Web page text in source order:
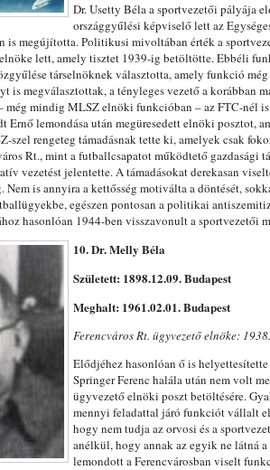
Dr. Usetty Béla a sportvezetői pályája
országgyűlési képviselő lett az
is megújította. Politikusi mivoltában érték a
lett, amely tisztet 1939-ig betöltötte. Ebbéli
társelnöknek választotta, amely funkció
is megválasztottak, a tényleges vezető a korábban
még mindig MLSZ elnöki funkcióban – az FTC-nél
Ernő lemondása után megüresedett elnöki posztot,
szel rengeteg támadásnak tette ki, amelyek csak
Rt., mint a futballcsapatot működtető gazdasági
vezetést jelentette. A támadásokat derekasan
Nem is annyira a kettősség motiválta a döntését,
egészen pontosan a politikai
hasonlóan 1944-ben visszavonult a sportvezetői
10. Dr. Melly Béla
Született: 1898.12.09. Budapest
Meghalt: 1961.02.01. Budapest
Ferencváros Rt. ügyvezető elnöke:
Elődjéhez hasonlóan ő is
Springer Ferenc halála után nem volt
ügyvezető elnöki poszt betöltésére.
mennyi feladattal járó funkciót vállalt
hogy nem tudja az orvosi és a
anélkül, hogy annak az egyik ne látná
lemondott a Ferencvárosban viselt